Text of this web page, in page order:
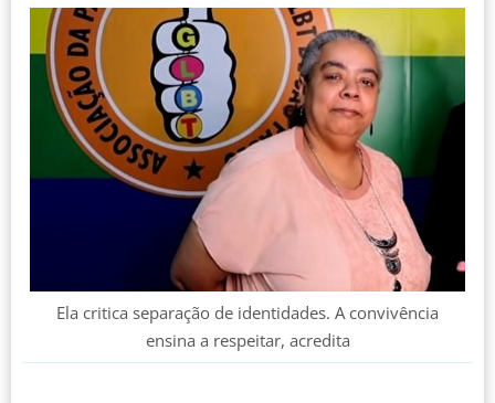
Ela critica separação de identidades. A convivência
ensina a respeitar, acredita